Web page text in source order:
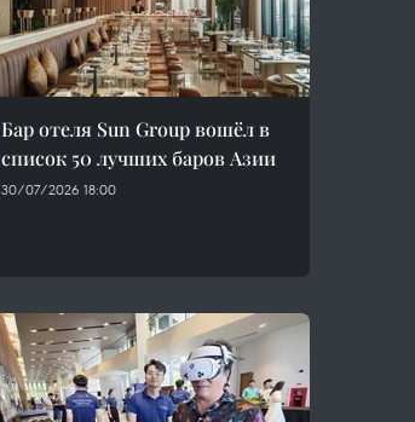
Бар отеля Sun Group вошёл в
список 50 лучших баров Азии
30/07/2026 18:00